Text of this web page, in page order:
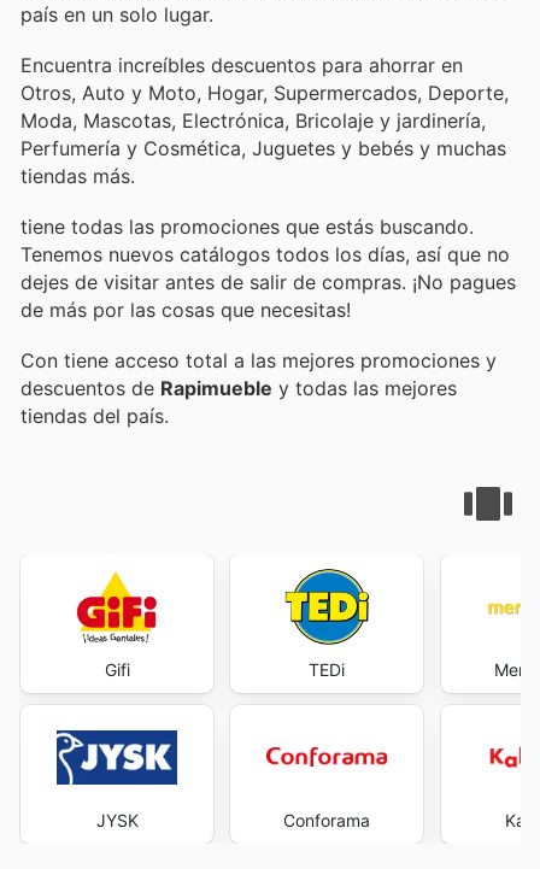
país en un solo lugar.
Encuentra increíbles descuentos para ahorrar en
Otros, Auto y Moto, Hogar, Supermercados, Deporte,
Moda, Mascotas, Electrónica, Bricolaje y jardinería,
Perfumería y Cosmética, Juguetes y bebés y muchas
tiendas más.
tiene todas las promociones que estás buscando.
Tenemos nuevos catálogos todos los días, así que no
dejes de visitar antes de salir de compras. ¡No pagues
de más por las cosas que necesitas!
Con tiene acceso total a las mejores promociones y
descuentos de Rapimueble y todas las mejores
tiendas del país.
Gifi
JYSK
TEDi
Conforama